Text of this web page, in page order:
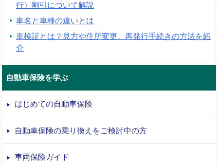
行）割引について解説
車名と車種の違いとは
車検証とは？見方や住所変更、再発行手続きの方法を紹
介
自動車保険を学ぶ
はじめての自動車保険
自動車保険の乗り換えをご検討中の方
車両保険ガイド